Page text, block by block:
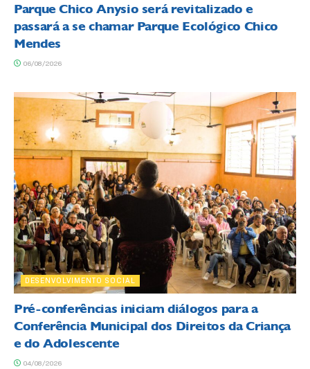
Parque Chico Anysio será revitalizado e
passará a se chamar Parque Ecológico Chico
Mendes
06/08/2026
DESENVOLVIMENTO SOCIAL
Pré-conferências iniciam diálogos para a
Conferência Municipal dos Direitos da Criança
e do Adolescente
04/08/2026